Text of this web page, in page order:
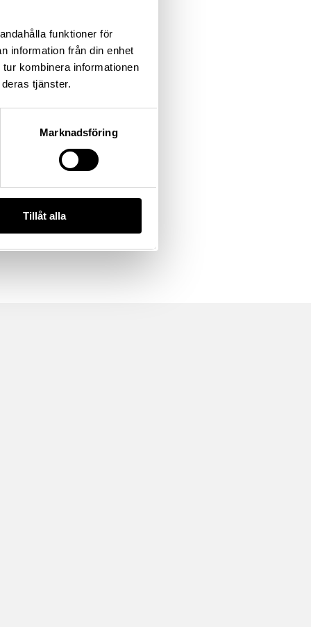
funktioner för
information från din enhet
kombinera informationen
tjänster.
Marknadsföring
Tillåt alla